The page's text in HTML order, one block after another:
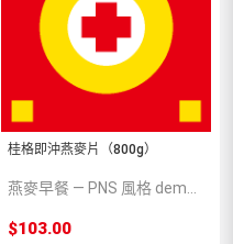
桂格即沖燕麥片（800g）
$103.00